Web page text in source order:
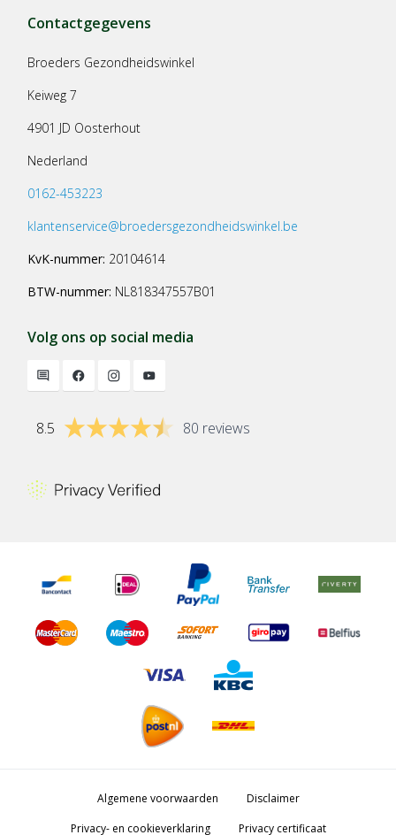
Contactgegevens
Broeders Gezondheidswinkel
Keiweg 7
4901 JD Oosterhout
Nederland
0162-453223
klantenservice@broedersgezondheidswinkel.be
KvK-nummer: 20104614
BTW-nummer: NL818347557B01
Volg ons op social media
8.5 80 reviews
Algemene voorwaarden
Disclaimer
Privacy- en cookieverklaring
Privacy certificaat